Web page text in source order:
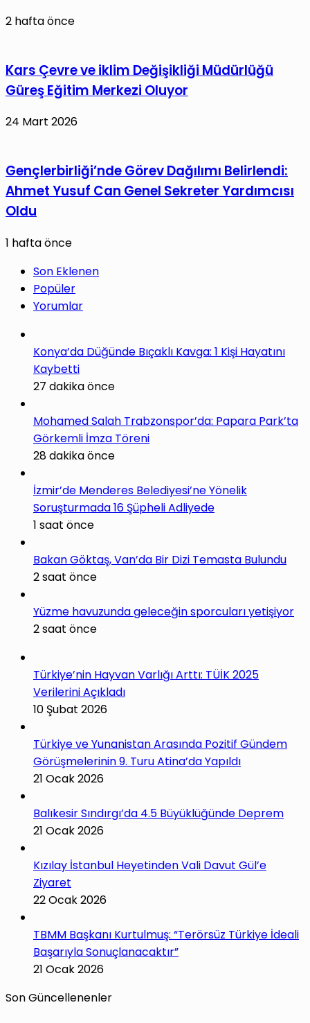
2 hafta önce
Kars Çevre ve iklim Değişikliği Müdürlüğü
Güreş Eğitim Merkezi Oluyor
24 Mart 2026
Gençlerbirliği’nde Görev Dağılımı Belirlendi:
Ahmet Yusuf Can Genel Sekreter Yardımcısı
Oldu
1 hafta önce
Son Eklenen
Popüler
Yorumlar
Konya’da Düğünde Bıçaklı Kavga: 1 Kişi Hayatını
Kaybetti
27 dakika önce
Mohamed Salah Trabzonspor’da: Papara Park’ta
Görkemli İmza Töreni
28 dakika önce
İzmir’de Menderes Belediyesi’ne Yönelik
Soruşturmada 16 Şüpheli Adliyede
1 saat önce
Bakan Göktaş, Van’da Bir Dizi Temasta Bulundu
2 saat önce
Yüzme havuzunda geleceğin sporcuları yetişiyor
2 saat önce
Türkiye’nin Hayvan Varlığı Arttı: TÜİK 2025
Verilerini Açıkladı
10 Şubat 2026
Türkiye ve Yunanistan Arasında Pozitif Gündem
Görüşmelerinin 9. Turu Atina’da Yapıldı
21 Ocak 2026
Balıkesir Sındırgı’da 4.5 Büyüklüğünde Deprem
21 Ocak 2026
Kızılay İstanbul Heyetinden Vali Davut Gül’e
Ziyaret
22 Ocak 2026
TBMM Başkanı Kurtulmuş: “Terörsüz Türkiye İdeali
Başarıyla Sonuçlanacaktır”
21 Ocak 2026
Son Güncellenenler